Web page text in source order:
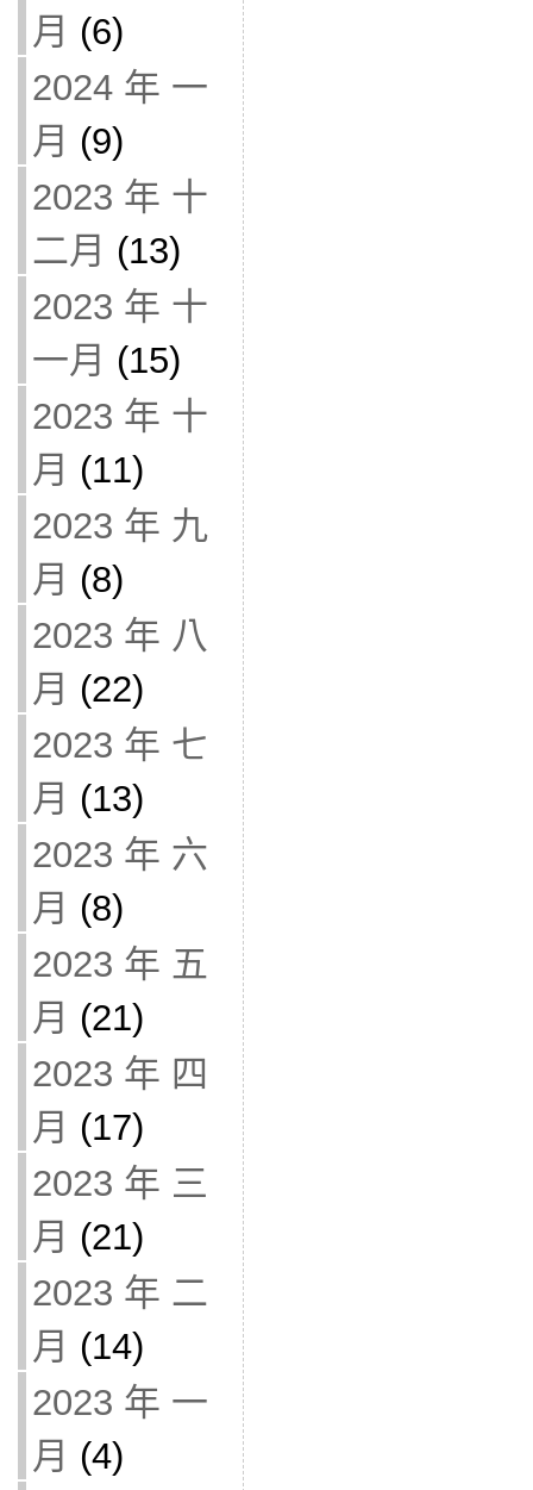
月 (6)
2024 年 一
月 (9)
2023 年 十
二月 (13)
2023 年 十
一月 (15)
2023 年 十
月 (11)
2023 年 九
月 (8)
2023 年 八
月 (22)
2023 年 七
月 (13)
2023 年 六
月 (8)
2023 年 五
月 (21)
2023 年 四
月 (17)
2023 年 三
月 (21)
2023 年 二
月 (14)
2023 年 一
月 (4)